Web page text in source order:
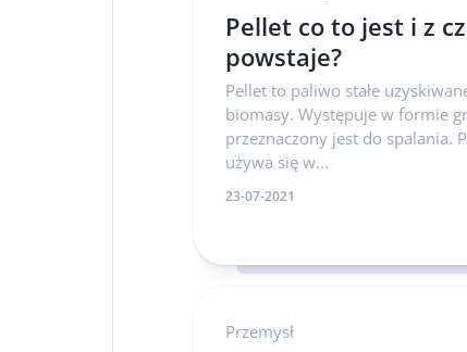
Pellet co to jest i z
powstaje?
Pellet to paliwo stałe
biomasy. Występuje w formie
przeznaczony jest do spalania.
używa się w...
23-07-2021
Przemysł